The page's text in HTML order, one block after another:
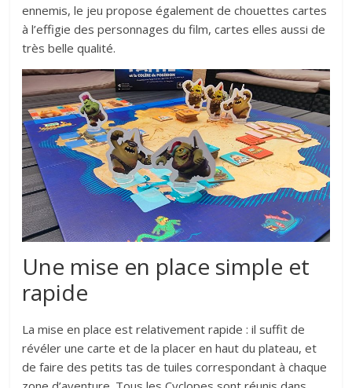
ennemis, le jeu propose également de chouettes cartes
à l’effigie des personnages du film, cartes elles aussi de
très belle qualité.
Une mise en place simple et
rapide
La mise en place est relativement rapide : il suffit de
révéler une carte et de la placer en haut du plateau, et
de faire des petits tas de tuiles correspondant à chaque